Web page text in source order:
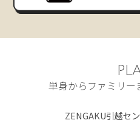
単身からファミリー
ZENGAKU引越セ